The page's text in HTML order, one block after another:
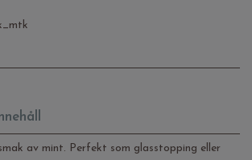
av mint. Perfekt som glasstopping eller